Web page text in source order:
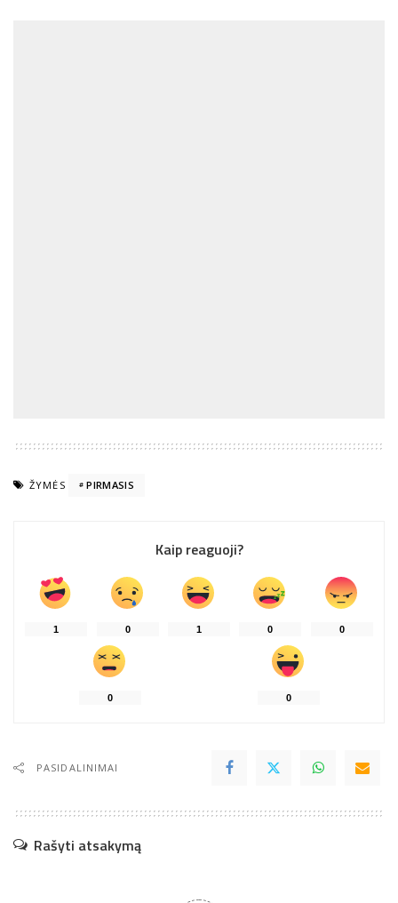
ŽYMĖS PIRMASIS
Kaip reaguoji?
1 0 1 0 0
0 0
PASIDALINIMAI
Rašyti atsakymą